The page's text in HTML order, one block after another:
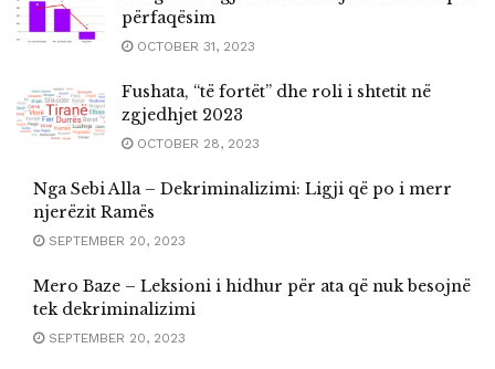
përfaqësim
OCTOBER 31, 2023
Fushata, “të fortët” dhe roli i shtetit në
zgjedhjet 2023
OCTOBER 28, 2023
Nga Sebi Alla – Dekriminalizimi: Ligji që po i merr
njerëzit Ramës
SEPTEMBER 20, 2023
Mero Baze – Leksioni i hidhur për ata që nuk besojnë
tek dekriminalizimi
SEPTEMBER 20, 2023